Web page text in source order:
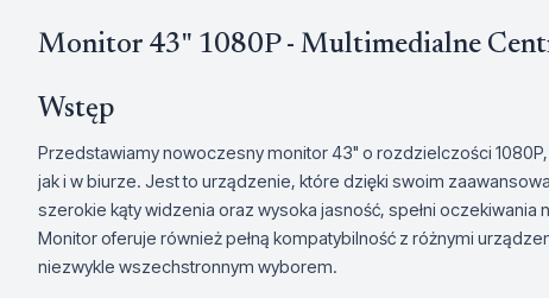
Monitor 43" 1080P - Multimedialne
Wstęp
Przedstawiamy nowoczesny monitor 43" o rozdzielczości
jak i w biurze. Jest to urządzenie, które dzięki swoim
szerokie kąty widzenia oraz wysoka jasność, spełni
Monitor oferuje również pełną kompatybilność z różnymi
niezwykle wszechstronnym wyborem.